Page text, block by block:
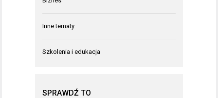
Inne tematy
Szkolenia i edukacja
SPRAWDŹ TO